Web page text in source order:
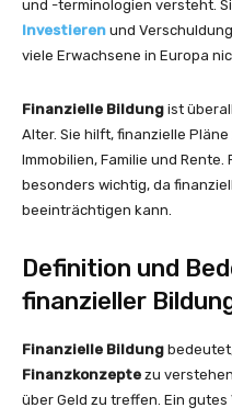
und -terminologien versteht.
Investieren und
viele Erwachsene in Europa
Finanzielle Bildung ist
Alter. Sie hilft, finanzielle
Immobilien, Familie und Rente.
besonders wichtig, da
beeinträchtigen kann.
Definition und
finanzieller
Finanzielle Bildung
Finanzkonzepte zu
über Geld zu treffen. Ein